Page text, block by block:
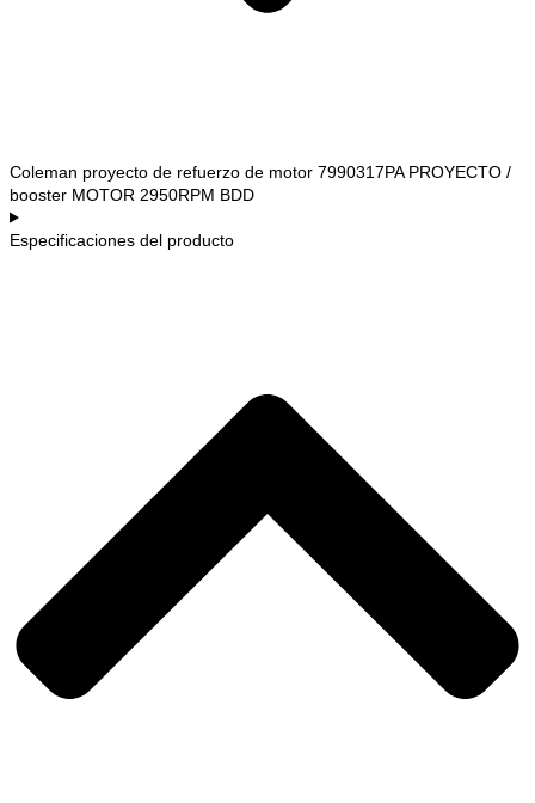
Coleman proyecto de refuerzo de motor 7990317PA PROYECTO /
booster MOTOR 2950RPM BDD
Especificaciones del producto